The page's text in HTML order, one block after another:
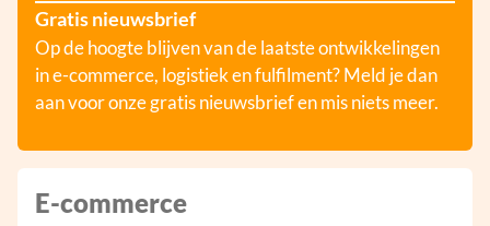
Gratis nieuwsbrief
Op de hoogte blijven van de laatste ontwikkelingen
in e-commerce, logistiek en fulfilment? Meld je dan
aan voor onze gratis nieuwsbrief en mis niets meer.
E-commerce